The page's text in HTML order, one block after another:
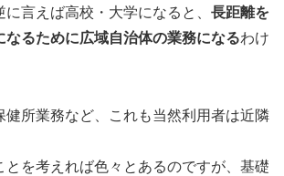
言えば高校・大学になると、 長距離を
なるために広域自治体の業務になるわけ
健所業務など、これも当然利用者は近隣
とを考えれば色々とあるのですが、基礎